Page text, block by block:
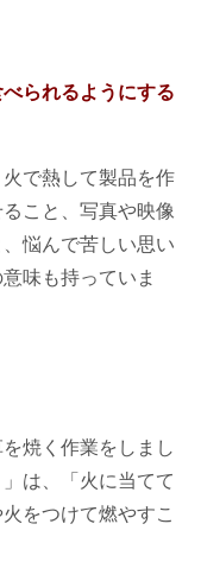
られるようにする
で熱して製品を作
こと、写真や映像
悩んで苦しい思い
味も持っていま
焼く作業をしまし
は、「火に当てて
をつけて燃やすこ